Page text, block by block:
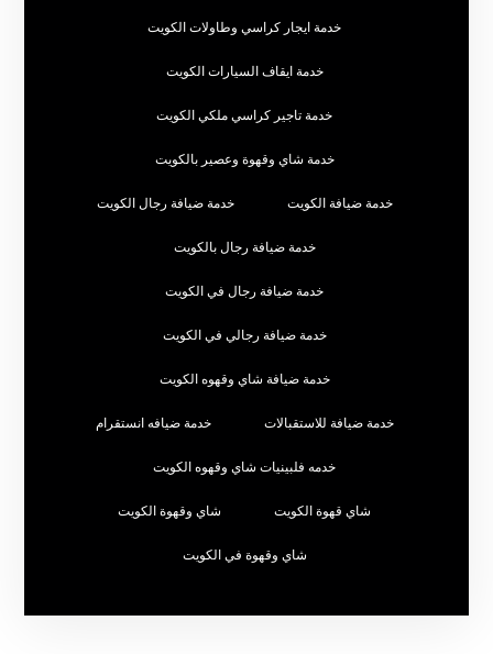
خدمة ايجار كراسي وطاولات الكويت
خدمة ايقاف السيارات الكويت
خدمة تاجير كراسي ملكي الكويت
خدمة شاي وقهوة وعصير بالكويت
خدمة ضيافة الكويت خدمة ضيافة رجال الكويت
خدمة ضيافة رجال بالكويت
خدمة ضيافة رجال في الكويت
خدمة ضيافة رجالي في الكويت
خدمة ضيافة شاي وقهوه الكويت
خدمة ضيافة للاستقبالات خدمة ضيافه انستقرام
خدمه فلبينيات شاي وقهوه الكويت
شاي قهوة الكويت شاي وقهوة الكويت
شاي وقهوة في الكويت